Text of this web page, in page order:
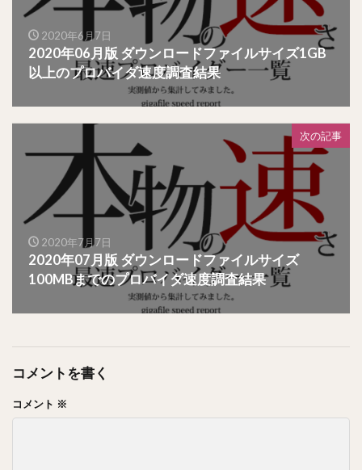
2020年6月7日
2020年06月版 ダウンロードファイルサイズ1GB
以上のプロバイダ速度調査結果
次の記事
2020年7月7日
2020年07月版 ダウンロードファイルサイズ
100MBまでのプロバイダ速度調査結果
コメントを書く
コメント ※